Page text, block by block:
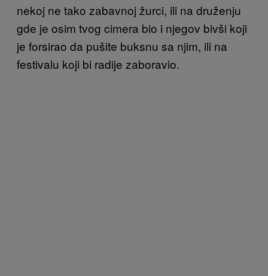
nekoj ne tako zabavnoj žurci, ili na druženju
gde je osim tvog cimera bio i njegov bivši koji
je forsirao da pušite buksnu sa njim, ili na
festivalu koji bi radije zaboravio.